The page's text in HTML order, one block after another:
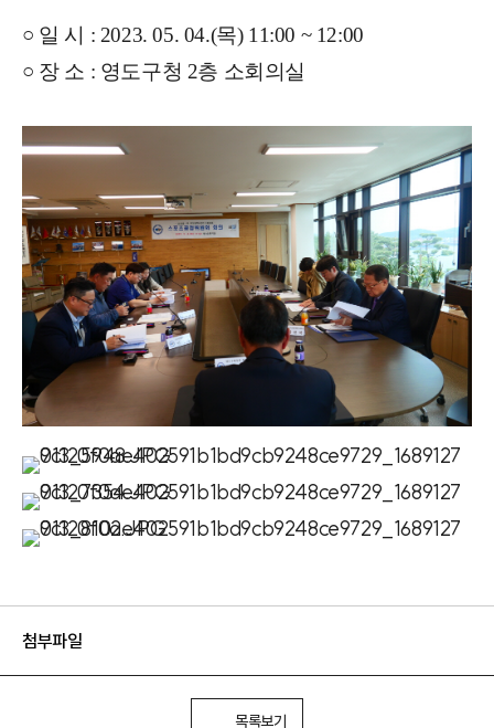
○ 일 시 : 2023. 05. 04.(목) 11:00 ~ 12:00
○ 장 소 : 영도구청 2층 소회의실
첨부파일
목록보기